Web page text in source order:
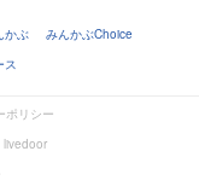
かぶ
みんかぶChoice
ス
ポリシー
livedoor